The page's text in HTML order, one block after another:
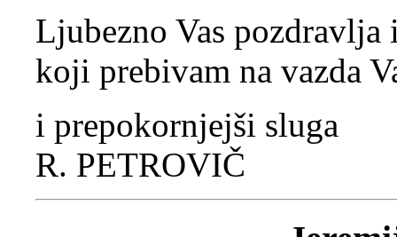
Ljubezno Vas
koji prebivam na vazda
i prepokornjejši sluga
R. PETROVIČ